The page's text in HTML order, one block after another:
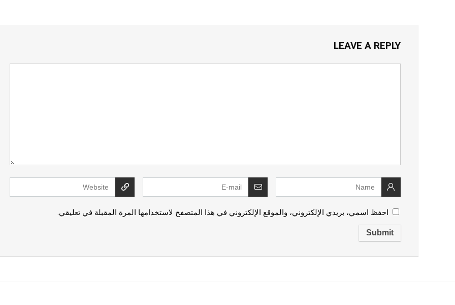
LEAVE A REPLY
احفظ اسمي، بريدي الإلكتروني، والموقع الإلكتروني في هذا المتصفح لاستخدامها المرة المقبلة في تعليقي.